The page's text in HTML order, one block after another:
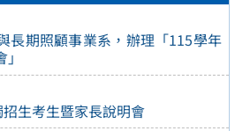
長期照顧事業系，辦理「115學年
生考生暨家長說明會